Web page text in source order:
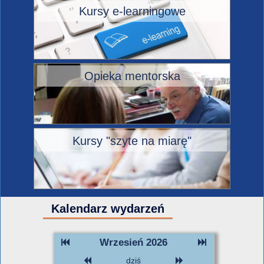
Kursy e-learningowe
Opieka mentorska
Kursy "szyte na miarę"
Kalendarz wydarzeń
Wrzesień 2026
dziś